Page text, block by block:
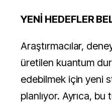
YENİ HEDEFLER
Araştırmacılar,
üretilen kuantum
edebilmek için yeni
planlıyor. Ayrıca, bu